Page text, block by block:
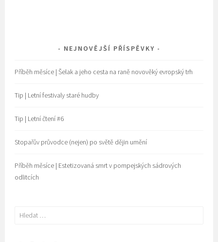
NEJNOVĚJŠÍ PŘÍSPĚVKY
Příběh měsíce | Šelak a jeho cesta na raně novověký evropský trh
Tip | Letní festivaly staré hudby
Tip | Letní čtení #6
Stopařův průvodce (nejen) po světě dějin umění
Příběh měsíce | Estetizovaná smrt v pompejských sádrových
odlitcích
Vyhledávání